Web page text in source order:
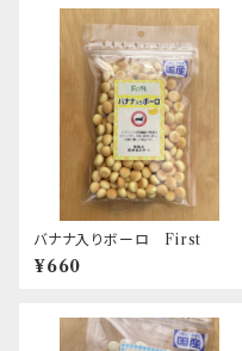
バナナ入りボーロ First
¥660